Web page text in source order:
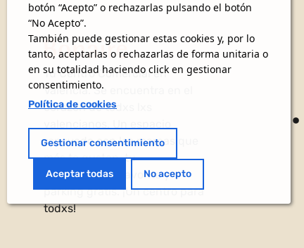
Tu Centro Comercial en
Valencia. Se encuentra en el
corazón de todxs lxs
renovado con las marcas que
más te gustan, tu
hipermercado favorito y
parking gratis. ¡Un centro para
todxs!
botón “Acepto” o rechazarlas pulsando el botón
“No Acepto”.
También puede gestionar estas cookies y, por lo
tanto, aceptarlas o rechazarlas de forma unitaria o
en su totalidad haciendo click en gestionar
consentimiento.
Política de cookies
Gestionar consentimiento
Aceptar todas No acepto